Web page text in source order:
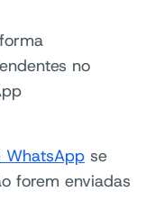
no
WhatsApp se
forem enviadas